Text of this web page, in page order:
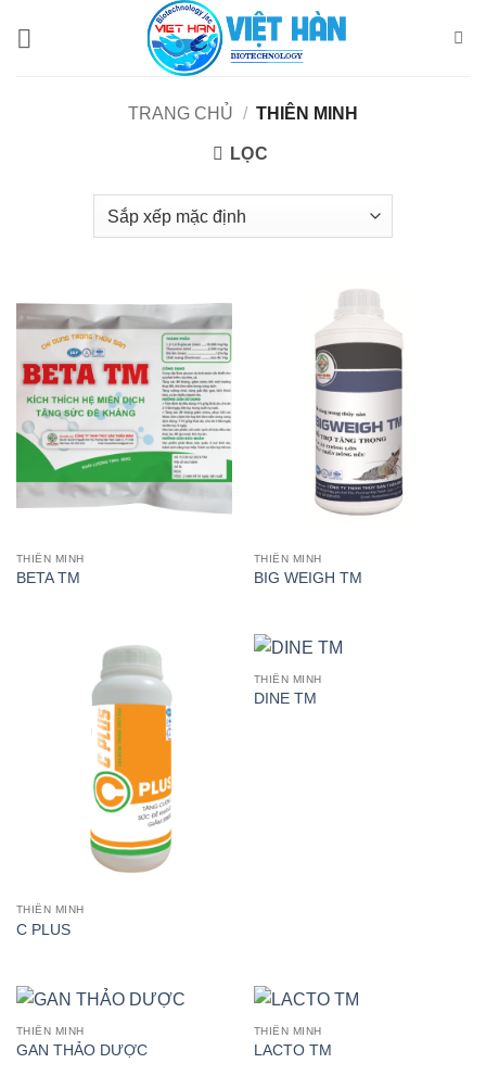
TRANG CHỦ / THIÊN MINH
LỌC
THIÊN MINH
BETA TM
THIÊN MINH
BIG WEIGH TM
THIÊN MINH
C PLUS
THIÊN MINH
DINE TM
THIÊN MINH
GAN THẢO DƯỢC
THIÊN MINH
LACTO TM